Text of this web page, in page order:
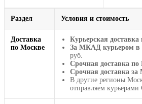
Раздел Условия и стоимость
Доставка
по Москве
Курьерская
За МКАД курьером в
руб.
Срочная доставка по
Срочная доставка
В другие регионы
отправляем